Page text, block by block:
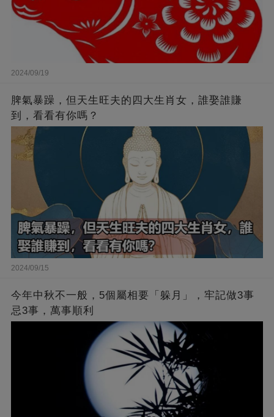
2024/09/19
脾氣暴躁，但天生旺夫的四大生肖女，誰娶誰賺
到，看看有你嗎？
2024/09/15
今年中秋不一般，5個屬相要「躲月」，牢記做3事
忌3事，萬事順利